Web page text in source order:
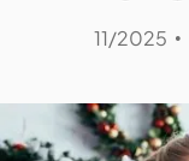
11/2025 •